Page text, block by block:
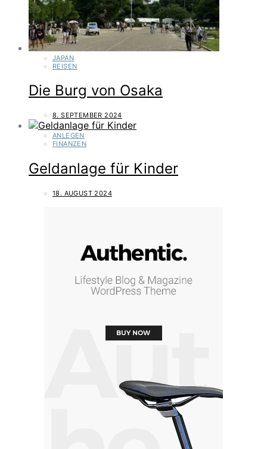
JAPAN
REISEN
Die Burg von Osaka
8. SEPTEMBER 2024
ANLEGEN
FINANZEN
Geldanlage für Kinder
18. AUGUST 2024